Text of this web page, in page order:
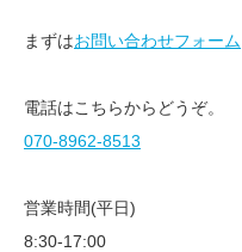
まずはお問い合わせフォーム
電話はこちらからどうぞ。
070-8962-8513
営業時間(平日)
8:30-17:00